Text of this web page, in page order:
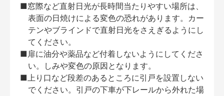
■窓際など直射日光が長時間当たりやすい場所は、
表面の日焼けによる変色の恐れがあります。カー
テンやブラインドで直射日光をさえぎるようにし
てください。
■扉に油分や薬品など付着しないようにしてくださ
い。しみや変色の原因となります。
■上り口など段差のあるところに引戸を設置しない
でください。引戸の下車が下レールから外れた場